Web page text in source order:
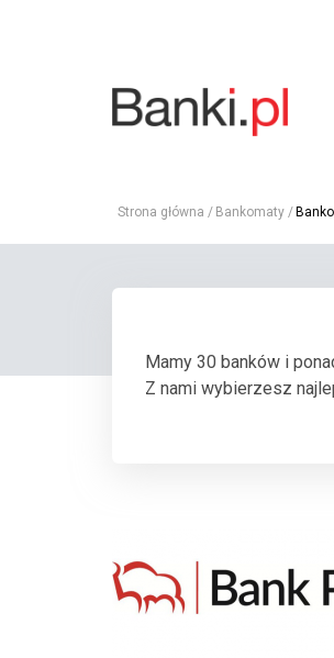
Strona główna Bankomaty
Mamy 30 banków i
Z nami wybierzesz